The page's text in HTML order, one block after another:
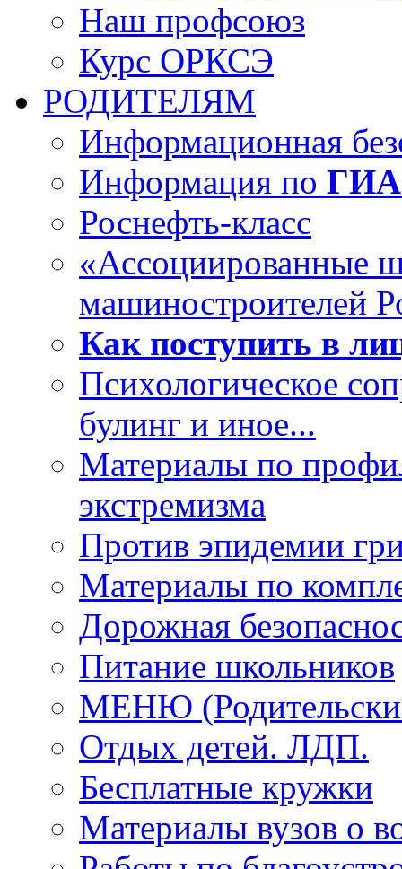
Наш профсоюз
Курс ОРКСЭ
РОДИТЕЛЯМ
Информационная
Информация по ГИА
Роснефть-класс
«Ассоциированные
машиностроителей
Как поступить в
Психологическое
булинг и иное...
Материалы по
экстремизма
Против эпидемии
Материалы по
Дорожная
Питание школьников
МЕНЮ
Отдых детей. ЛДП.
Бесплатные кружки
Материалы вузов о